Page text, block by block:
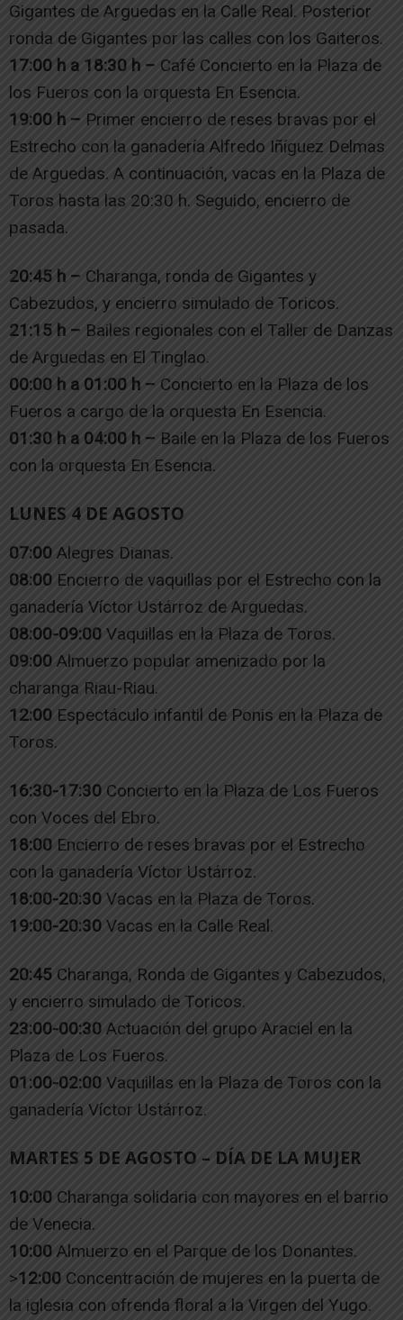
Gigantes de Arguedas en la Calle Real. Posterior
ronda de Gigantes por las calles con los Gaiteros.
17:00 h a 18:30 h – Café Concierto en la Plaza de
los Fueros con la orquesta En Esencia.
19:00 h – Primer encierro de reses bravas por el
Estrecho con la ganadería Alfredo Iñíguez Delmas
de Arguedas. A continuación, vacas en la Plaza de
Toros hasta las 20:30 h. Seguido, encierro de
pasada.
20:45 h – Charanga, ronda de Gigantes y
Cabezudos, y encierro simulado de Toricos.
21:15 h – Bailes regionales con el Taller de Danzas
de Arguedas en El Tinglao.
00:00 h a 01:00 h – Concierto en la Plaza de los
Fueros a cargo de la orquesta En Esencia.
01:30 h a 04:00 h – Baile en la Plaza de los Fueros
con la orquesta En Esencia.
LUNES 4 DE AGOSTO
07:00 Alegres Dianas.
08:00 Encierro de vaquillas por el Estrecho con la
ganadería Víctor Ustárroz de Arguedas.
08:00-09:00 Vaquillas en la Plaza de Toros.
09:00 Almuerzo popular amenizado por la
charanga Riau-Riau.
12:00 Espectáculo infantil de Ponis en la Plaza de
Toros.
16:30-17:30 Concierto en la Plaza de Los Fueros
con Voces del Ebro.
18:00 Encierro de reses bravas por el Estrecho
con la ganadería Víctor Ustárroz.
18:00-20:30 Vacas en la Plaza de Toros.
19:00-20:30 Vacas en la Calle Real.
20:45 Charanga, Ronda de Gigantes y Cabezudos,
y encierro simulado de Toricos.
23:00-00:30 Actuación del grupo Araciel en la
Plaza de Los Fueros.
01:00-02:00 Vaquillas en la Plaza de Toros con la
ganadería Víctor Ustárroz.
MARTES 5 DE AGOSTO – DÍA DE LA MUJER
10:00 Charanga solidaria con mayores en el barrio
de Venecia.
10:00 Almuerzo en el Parque de los Donantes.
>12:00 Concentración de mujeres en la puerta de
la iglesia con ofrenda floral a la Virgen del Yugo.